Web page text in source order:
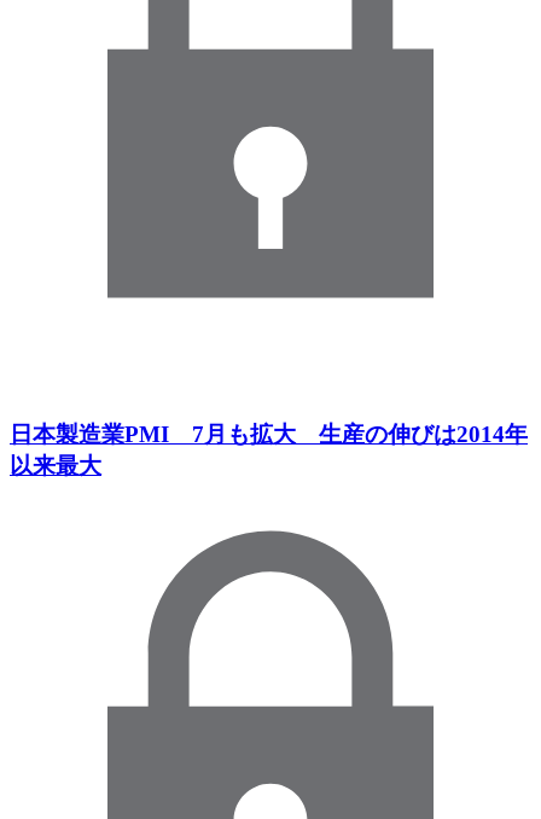
日本製造業PMI 7月も拡大 生産の伸びは2014年
以来最大